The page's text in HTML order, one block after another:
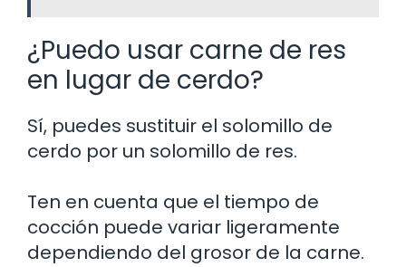
¿Puedo usar carne de res
en lugar de cerdo?
Sí, puedes sustituir el solomillo de
cerdo por un solomillo de res.
Ten en cuenta que el tiempo de
cocción puede variar ligeramente
dependiendo del grosor de la carne.